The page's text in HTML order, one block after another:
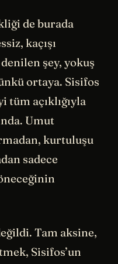
de burada
kaçışı
denilen şey, yokuş
ortaya. Sisifos
tüm açıklığıyla
Umut
kurtuluşu
sadece
Tam aksine,
Sisifos’un